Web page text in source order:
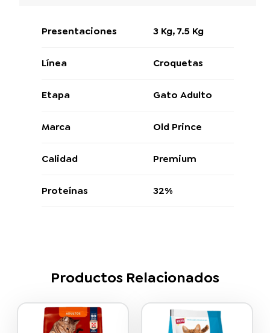
Presentaciones 3 Kg,7.5 Kg
Línea Croquetas
Etapa Gato Adulto
Marca Old Prince
Calidad Premium
Proteínas 32%
Productos Relacionados